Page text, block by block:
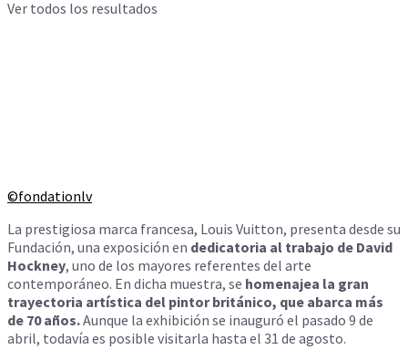
Ver todos los resultados
©fondationlv
La prestigiosa marca francesa, Louis Vuitton, presenta desde su
Fundación, una exposición en dedicatoria al trabajo de David
Hockney, uno de los mayores referentes del arte
contemporáneo. En dicha muestra, se homenajea la gran
trayectoria artística del pintor británico, que abarca más
de 70 años.Aunque la exhibición se inauguró el pasado 9 de
abril, todavía es posible visitarla hasta el 31 de agosto.